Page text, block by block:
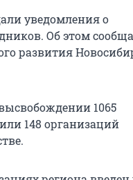
уведомления о
Об этом
развития
1065
148 организаций